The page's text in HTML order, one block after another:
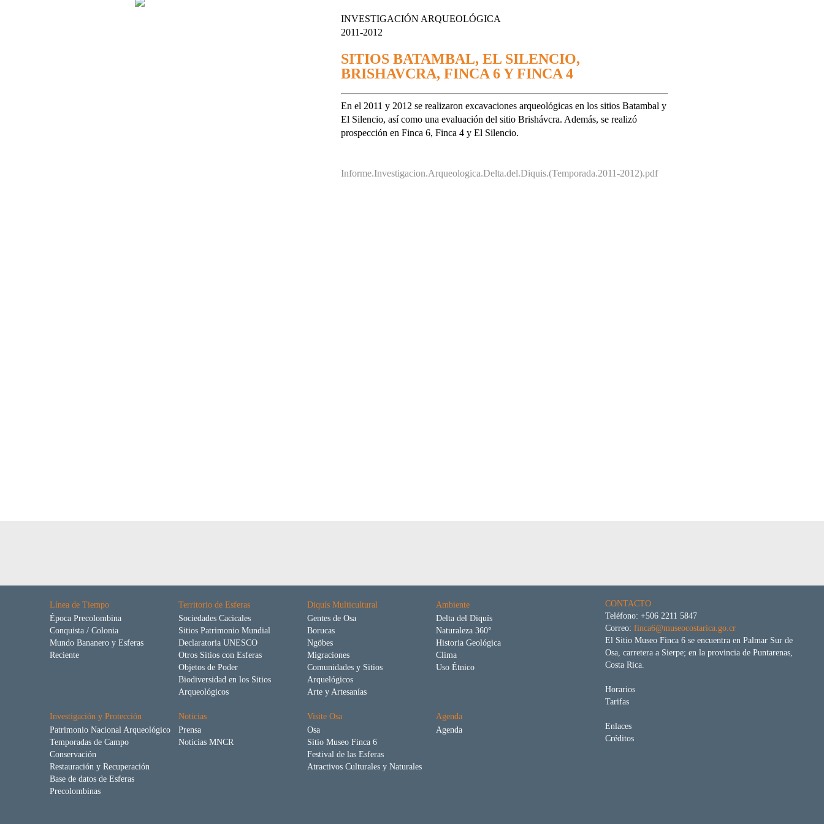
INVESTIGACIÓN ARQUEOLÓGICA
2011-2012
SITIOS BATAMBAL, EL SILENCIO,
BRISHAVCRA, FINCA 6 Y FINCA 4
En el 2011 y 2012 se realizaron excavaciones arqueológicas en los sitios Batambal y
El Silencio, así como una evaluación del sitio Brishávcra. Además, se realizó
prospección en Finca 6, Finca 4 y El Silencio.
Informe.Investigacion.Arqueologica.Delta.del.Diquis.(Temporada.2011-2012).pdf
Línea de Tiempo
Época Precolombina
Conquista / Colonia
Mundo Bananero y Esferas
Reciente
Territorio de Esferas
Sociedades Cacicales
Sitios Patrimonio Mundial
Declaratoria UNESCO
Otros Sitios con Esferas
Objetos de Poder
Biodiversidad en los Sitios
Arqueológicos
Diquís Multicultural
Gentes de Osa
Borucas
Ngöbes
Migraciones
Comunidades y Sitios
Arquelógicos
Arte y Artesanías
Ambiente
Delta del Diquís
Naturaleza 360°
Historia Geológica
Clima
Uso Étnico
Investigación y Protección
Patrimonio Nacional Arqueológico
Temporadas de Campo
Conservación
Restauración y Recuperación
Base de datos de Esferas
Precolombinas
Noticias
Prensa
Noticias MNCR
Visite Osa
Osa
Sitio Museo Finca 6
Festival de las Esferas
Atractivos Culturales y Naturales
Agenda
Agenda
CONTACTO
Teléfono: +506 2211 5847
Correo: finca6@museocostarica.go.cr
El Sitio Museo Finca 6 se encuentra en Palmar Sur de
Osa, carretera a Sierpe; en la provincia de Puntarenas,
Costa Rica.
Horarios
Tarifas
Enlaces
Créditos